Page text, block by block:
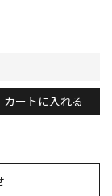
カートに入れる